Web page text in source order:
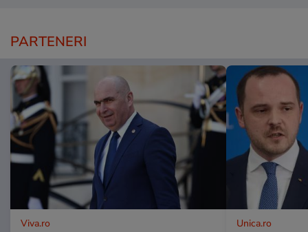
PARTENERI
Viva.ro Unica.ro